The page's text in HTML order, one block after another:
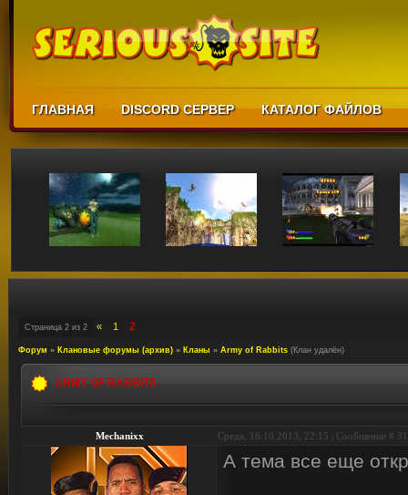
ГЛАВНАЯ DISCORD СЕРВЕР КАТАЛОГ ФАЙЛОВ
Страница 2 из 2 « 1 2
Форум » Клановые форумы (архив) » Кланы » Army of Rabbits (Клан удалён)
ARMY OF RABBITS
Mechanixx Среда, 16.10.2013, 22:15 | Сообщение # 31
А тема все еще